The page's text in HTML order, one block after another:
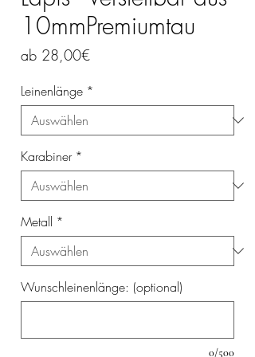
10mmPremiumtau
ab 28,00€
Leinenlänge *
Karabiner *
Metall *
Wunschleinenlänge: (optional)
0/500